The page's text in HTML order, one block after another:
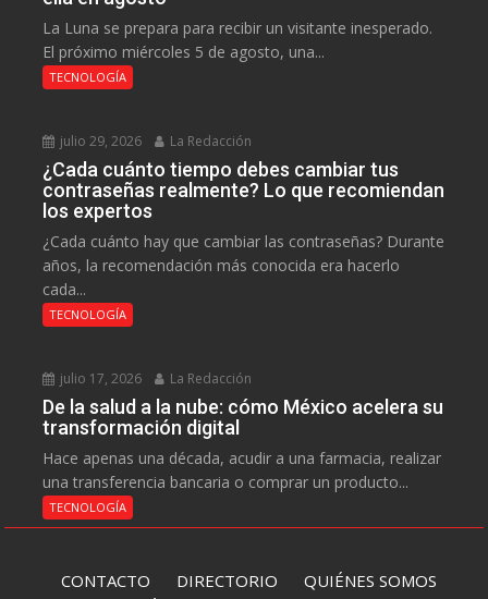
La Luna se prepara para recibir un visitante inesperado.
El próximo miércoles 5 de agosto, una...
TECNOLOGÍA
julio 29, 2026 La Redacción
¿Cada cuánto tiempo debes cambiar tus
contraseñas realmente? Lo que recomiendan
los expertos
¿Cada cuánto hay que cambiar las contraseñas? Durante
años, la recomendación más conocida era hacerlo
cada...
TECNOLOGÍA
julio 17, 2026 La Redacción
De la salud a la nube: cómo México acelera su
transformación digital
Hace apenas una década, acudir a una farmacia, realizar
una transferencia bancaria o comprar un producto...
TECNOLOGÍA
CONTACTO DIRECTORIO QUIÉNES SOMOS